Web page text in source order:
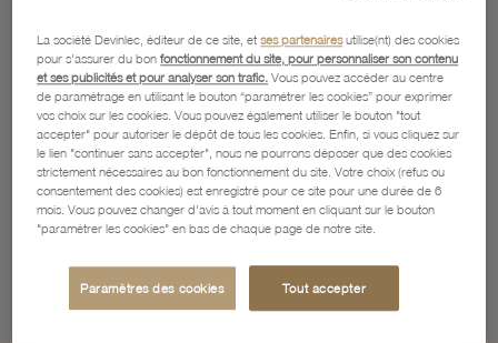
La société Devinlec, éditeur de ce site, etses partenairesutilise(nt) des cookies
pour s'assurer du bonfonctionnement du site, pour personnaliser son contenu
et ses publicités et pour analyser son trafic. Vous pouvez accéder au centre
de paramétrage en utilisant le bouton “paramétrer les cookies” pour exprimer
vos choix sur les cookies. Vous pouvez également utiliser le bouton "tout
accepter" pour autoriser le dépôt de tous les cookies. Enfin, si vous cliquez sur
le lien "continuer sans accepter", nous ne pourrons déposer que des cookies
strictement nécessaires au bon fonctionnement du site. Votre choix (refus ou
consentement des cookies) est enregistré pour ce site pour une durée de 6
mois. Vous pouvez changer d'avis à tout moment en cliquant sur le bouton
"paramétrer les cookies" en bas de chaque page de notre site.
Paramètres des cookies Tout accepter